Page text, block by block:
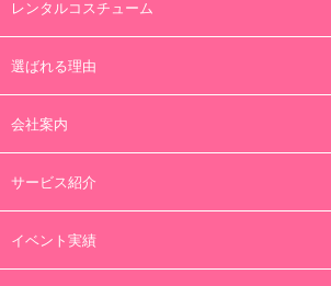
レンタルコスチューム
選ばれる理由
会社案内
サービス紹介
イベント実績